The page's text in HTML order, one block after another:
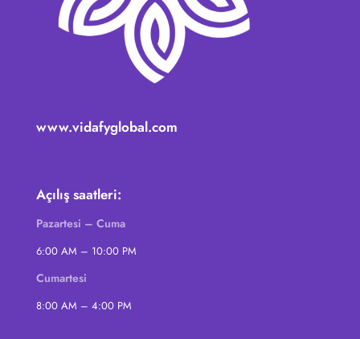
www.vidafyglobal.com
Açılış saatleri:
Pazartesi – Cuma
6:00 AM – 10:00 PM
Cumartesi
8:00 AM – 4:00 PM